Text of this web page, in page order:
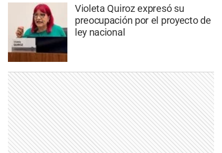
Violeta Quiroz expresó su
preocupación por el proyecto de
ley nacional